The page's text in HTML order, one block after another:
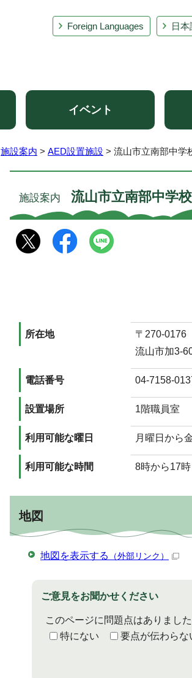
Foreign Languages 日本
イベント
施設案内 > AED設置施設 > 流山市立南部中学
施設案内 流山市立南部中学校
所在地
〒270-0176
流山市加3-
電話番号 04-7158-
設置場所 1階職員室
利用可能な曜日 月曜日から
利用可能な時間 8時から17時
地図
地図を表示する （外部リンク）
ご意見をお聞かせください
このページに問題点はありました
特にない
要点が伝わらな